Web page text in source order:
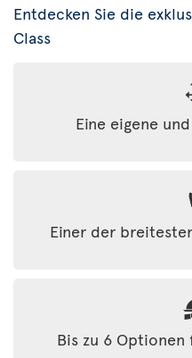
Entdecken Sie die
Class
Eine eigene
Einer der
Bis zu 6